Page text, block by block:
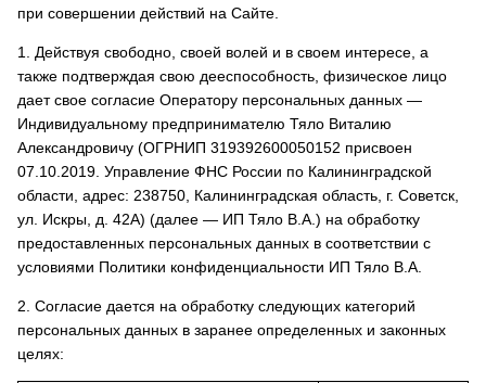
при совершении действий на Сайте.
1. Действуя свободно, своей волей и в своем интересе, а
также подтверждая свою дееспособность, физическое лицо
дает свое согласие Оператору персональных данных —
Индивидуальному предпринимателю Тяло Виталию
Александровичу (ОГРНИП 319392600050152 присвоен
07.10.2019. Управление ФНС России по Калининградской
области, адрес: 238750, Калининградская область, г. Советск,
ул. Искры, д. 42А) (далее — ИП Тяло В.А.) на обработку
предоставленных персональных данных в соответствии с
условиями Политики конфиденциальности ИП Тяло В.А.
2. Согласие дается на обработку следующих категорий
персональных данных в заранее определенных и законных
целях: